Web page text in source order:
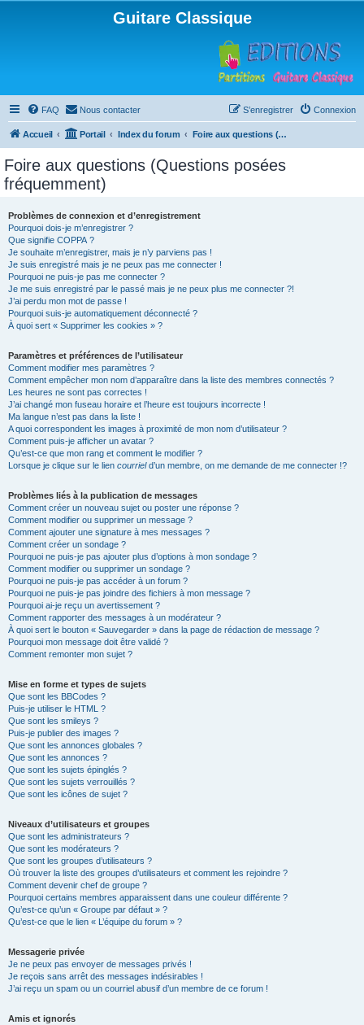
Guitare Classique
FAQ Nous contacter Connexion
S’enregistrer
Accueil Portail Index du forum Foire aux questions (Questions posées fréquemment)
Foire aux questions (Questions posées
fréquemment)
Problèmes de connexion et d’enregistrement
Pourquoi dois-je m’enregistrer ?
Que signifie COPPA ?
Je souhaite m’enregistrer, mais je n’y parviens pas !
Je suis enregistré mais je ne peux pas me connecter !
Pourquoi ne puis-je pas me connecter ?
Je me suis enregistré par le passé mais je ne peux plus me connecter ?!
J’ai perdu mon mot de passe !
Pourquoi suis-je automatiquement déconnecté ?
À quoi sert « Supprimer les cookies » ?
Paramètres et préférences de l’utilisateur
Comment modifier mes paramètres ?
Comment empêcher mon nom d’apparaître dans la liste des membres connectés ?
Les heures ne sont pas correctes !
J’ai changé mon fuseau horaire et l’heure est toujours incorrecte !
Ma langue n’est pas dans la liste !
A quoi correspondent les images à proximité de mon nom d’utilisateur ?
Comment puis-je afficher un avatar ?
Qu’est-ce que mon rang et comment le modifier ?
Lorsque je clique sur le lien courrield’un membre, on me demande de me connecter !?
Problèmes liés à la publication de messages
Comment créer un nouveau sujet ou poster une réponse ?
Comment modifier ou supprimer un message ?
Comment ajouter une signature à mes messages ?
Comment créer un sondage ?
Pourquoi ne puis-je pas ajouter plus d’options à mon sondage ?
Comment modifier ou supprimer un sondage ?
Pourquoi ne puis-je pas accéder à un forum ?
Pourquoi ne puis-je pas joindre des fichiers à mon message ?
Pourquoi ai-je reçu un avertissement ?
Comment rapporter des messages à un modérateur ?
À quoi sert le bouton « Sauvegarder » dans la page de rédaction de message ?
Pourquoi mon message doit être validé ?
Comment remonter mon sujet ?
Mise en forme et types de sujets
Que sont les BBCodes ?
Puis-je utiliser le HTML ?
Que sont les smileys ?
Puis-je publier des images ?
Que sont les annonces globales ?
Que sont les annonces ?
Que sont les sujets épinglés ?
Que sont les sujets verrouillés ?
Que sont les icônes de sujet ?
Niveaux d’utilisateurs et groupes
Que sont les administrateurs ?
Que sont les modérateurs ?
Que sont les groupes d’utilisateurs ?
Où trouver la liste des groupes d’utilisateurs et comment les rejoindre ?
Comment devenir chef de groupe ?
Pourquoi certains membres apparaissent dans une couleur différente ?
Qu’est-ce qu’un « Groupe par défaut » ?
Qu’est-ce que le lien « L’équipe du forum » ?
Messagerie privée
Je ne peux pas envoyer de messages privés !
Je reçois sans arrêt des messages indésirables !
J’ai reçu un spam ou un courriel abusif d’un membre de ce forum !
Amis et ignorés